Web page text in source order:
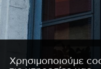
Χρησιμοποιούμε